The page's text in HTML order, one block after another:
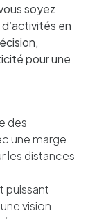
soyez
en
pour une
des
une marge
les distances
puissant
vision